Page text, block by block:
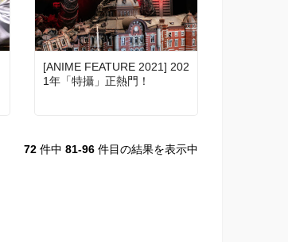
[ANIME FEATURE 2021] 202
1年「特攝」正熱門！
72 件中 81-96 件目の結果を表示中